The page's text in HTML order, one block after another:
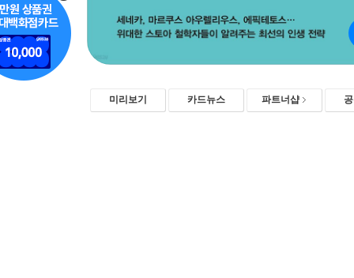
미리보기 카드뉴스 파트너샵